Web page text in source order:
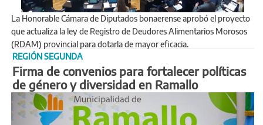
La Honorable Cámara de Diputados bonaerense aprobó el proyecto
que actualiza la ley de Registro de Deudores Alimentarios Morosos
(RDAM) provincial para dotarla de mayor eficacia.
REGIÓN SEGUNDA
Firma de convenios para fortalecer políticas
de género y diversidad en Ramallo